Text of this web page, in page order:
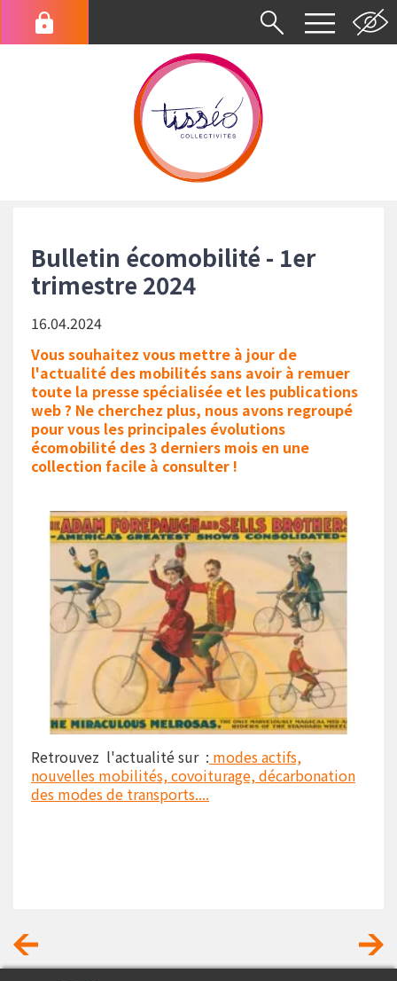
contenu
Menu
du
d'Ariane
Bulletin écomobilité - 1er
trimestre 2024
16.04.2024
Vous souhaitez vous mettre à jour de
l'actualité des mobilités sans avoir à remuer
toute la presse spécialisée et les publications
web ? Ne cherchez plus, nous avons regroupé
pour vous les principales évolutions
écomobilité des 3 derniers mois en une
collection facile à consulter !
Retrouvez l'actualité sur : modes actifs,
nouvelles mobilités, covoiturage, décarbonation
des modes de transports....